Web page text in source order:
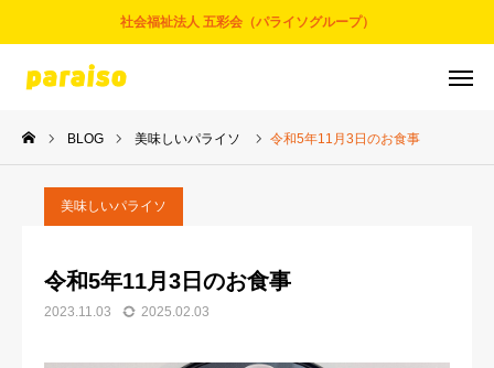
社会福祉法人 五彩会（パライソグループ）
BLOG 美味しいパライソ 令和5年11月3日のお食事
美味しいパライソ
令和5年11月3日のお食事
2023.11.03 2025.02.03
お問合せ サービスについて
アクセス
事業とサービス